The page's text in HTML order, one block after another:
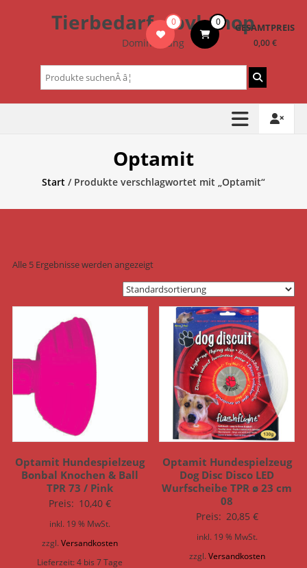
Tierbedarf – bvl-Shop
Dominik Lang
0 0 GESAMTPREIS
0,00 €
Suchen
nach:
Optamit
Start/ Produkte verschlagwortet mit „Optamit“
Alle 5 Ergebnisse werden angezeigt
Optamit Hundespielzeug
Bonbal Knochen & Ball
TPR 73 / Pink
Preis: 10,40€
inkl. 19 % MwSt.
zzgl.Versandkosten
Lieferzeit:4 bis 7 Tage
Optamit Hundespielzeug
Dog Disc Disco LED
Wurfscheibe TPR ø 23 cm
08
Preis: 20,85 €
inkl. 19 % MwSt.
zzgl. Versandkosten